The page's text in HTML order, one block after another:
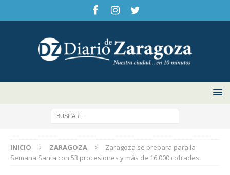
INICIO ZARAGOZA
Zaragoza se prepara para la
Semana Santa con 53 procesiones y más de 16.000 cofrades